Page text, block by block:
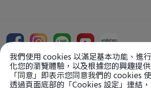
我們使用 cookies 以滿足基本功能、進
化您的瀏覽體驗，以及根據您的興趣提
「同意」即表示您同意我們的 cookies
透過頁面底部的「Cookies 設定」連結